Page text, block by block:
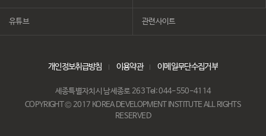
유튜브 관련사이트
개인정보취급방침 이용약관 이메일무단수집거부
세종특별자치시 남세종로 263 Tel: 044-550-4114
COPYRIGHT © 2017 KOREA DEVELOPMENT INSTITUTE ALL RIGHTS
RESERVED